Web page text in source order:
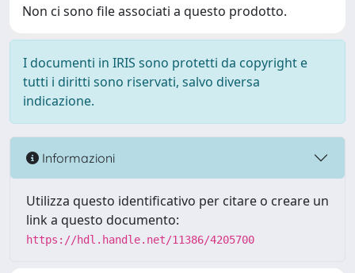
Non ci sono file associati a questo prodotto.
I documenti in IRIS sono protetti da copyright e
tutti i diritti sono riservati, salvo diversa
indicazione.
Informazioni
Utilizza questo identificativo per citare o creare un
link a questo documento:
https://hdl.handle.net/11386/4205700